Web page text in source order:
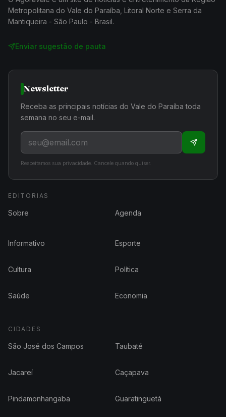
Metropolitana do Vale do Paraíba, Litoral Norte e Serra da
Mantiqueira - São Paulo - Brasil.
Enviar sugestão de pauta
Newsletter
Receba as principais notícias do Vale do Paraíba toda
semana no seu e-mail.
Respeitamos sua privacidade. Cancele quando quiser.
EDITORIAS
Sobre Agenda
Informativo Esporte
Cultura Política
Saúde Economia
CIDADES
São José dos Campos Taubaté
Jacareí Caçapava
Pindamonhangaba Guaratinguetá